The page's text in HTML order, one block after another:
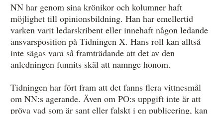
NN har genom sina krönikor och kolumner haft
möjlighet till opinionsbildning. Han har emellertid
varken varit ledarskribent eller innehaft någon ledande
ansvarsposition på Tidningen X. Hans roll kan alltså
inte sägas vara så framträdande att det av den
anledningen funnits skäl att namnge honom.
Tidningen har fört fram att det fanns flera vittnesmål
om NN:s agerande. Även om PO:s uppgift inte är att
pröva vad som är sant eller falskt i en publicering, kan